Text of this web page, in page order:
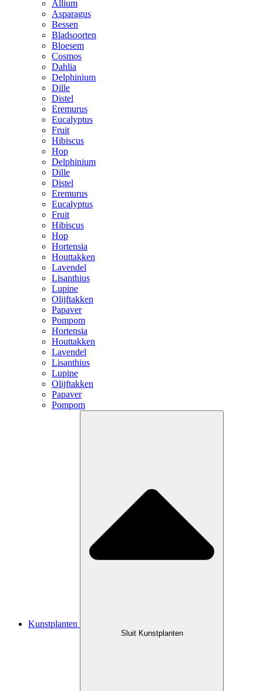
Allium
Asparagus
Bessen
Bladsoorten
Bloesem
Cosmos
Dahlia
Delphinium
Dille
Distel
Eremurus
Eucalyptus
Fruit
Hibiscus
Hop
Delphinium
Dille
Distel
Eremurus
Eucalyptus
Fruit
Hibiscus
Hop
Hortensia
Houttakken
Lavendel
Lisanthius
Lupine
Olijftakken
Papaver
Pompom
Hortensia
Houttakken
Lavendel
Lisanthius
Lupine
Olijftakken
Papaver
Pompom
Kunstplanten
Sluit Kunstplanten